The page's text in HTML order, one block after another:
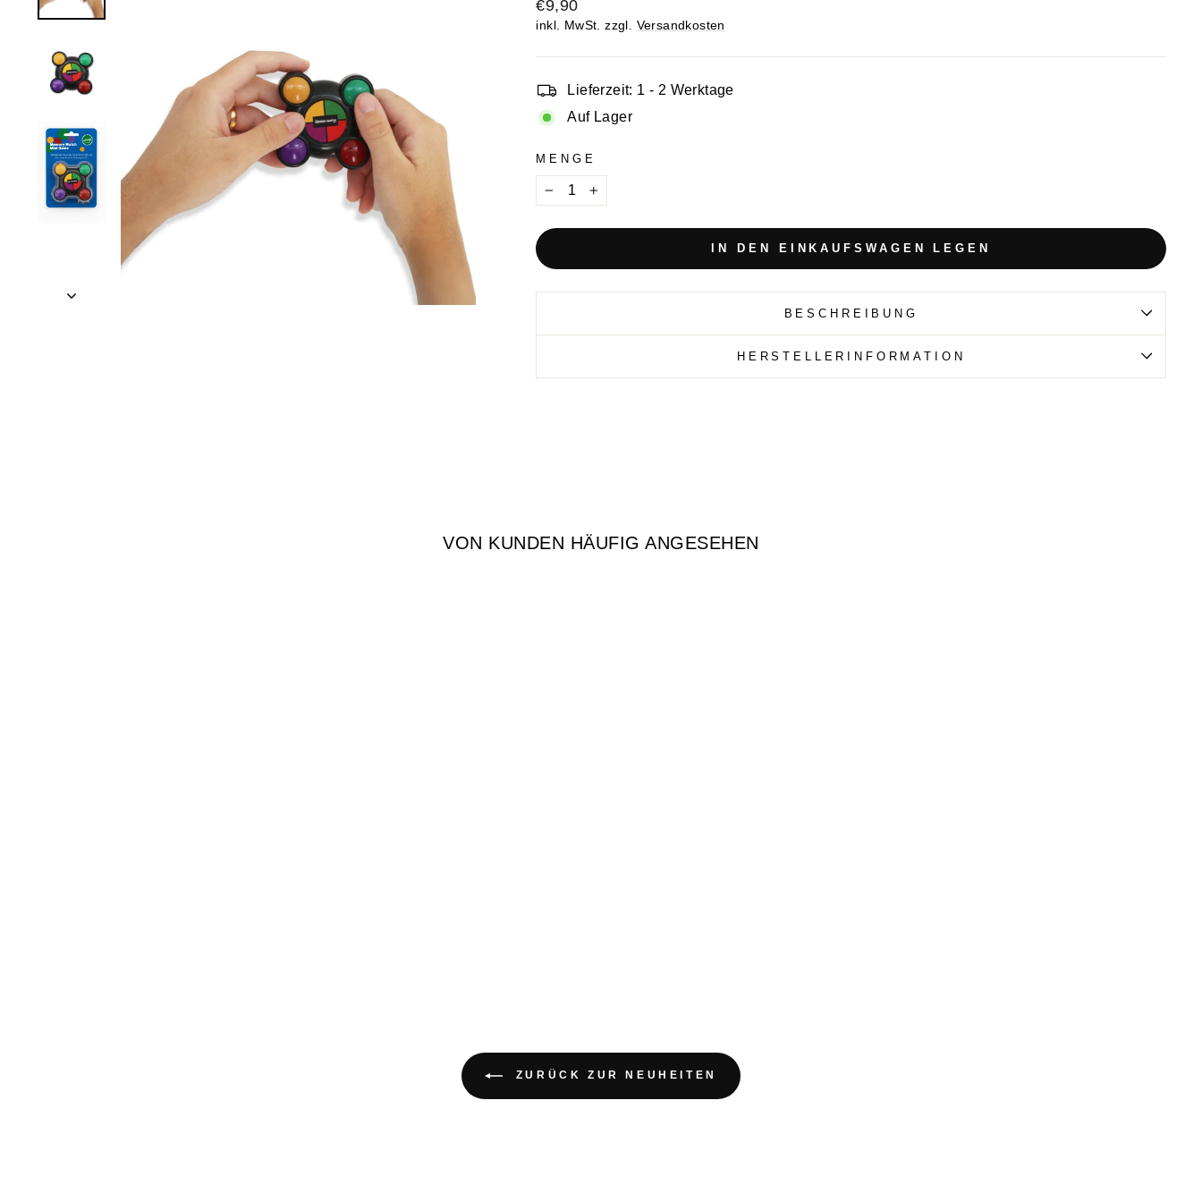
Preis
€9,90
inkl. MwSt. zzgl. Versandkosten
Lieferzeit: 1 - 2 Werktage
Auf Lager
MENGE
IN DEN EINKAUFSWAGEN LEGEN
BESCHREIBUNG
HERSTELLERINFORMATION
VON KUNDEN HÄUFIG ANGESEHEN
ZURÜCK ZUR NEUHEITEN